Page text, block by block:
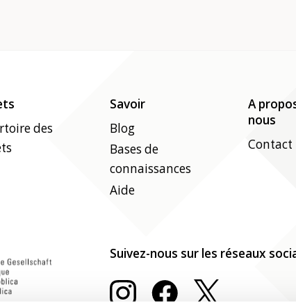
des
Savoir
Blog
Bases de
connaissances
Aide
A
nous
Contact
Suivez-nous sur les réseaux